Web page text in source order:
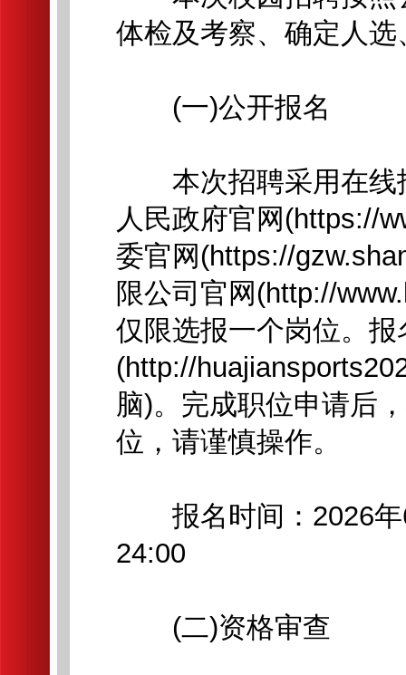
体检及考察、确定人
(一)公开报名
本次招聘采用在线
人民政府官网(https://
委官网(https://
限公司官网(http://
仅限选报一个岗位。报
(http://
脑)。完成职位申请后
位，请谨慎操作。
报名时间：2026年6
24:00
(二)资格审查